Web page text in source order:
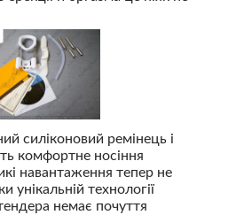
силіконовий ремінець і
комфортне носіння
навантаження тепер не
унікальній технології
немає почуття